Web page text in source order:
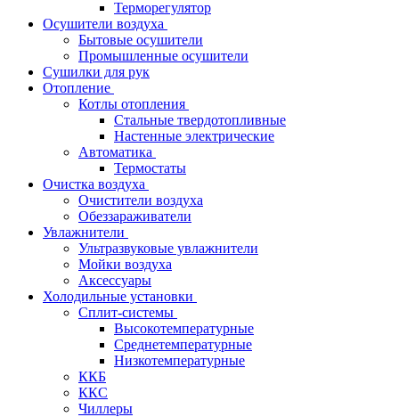
Терморегулятор
Осушители воздуха
Бытовые осушители
Промышленные осушители
Сушилки для рук
Отопление
Котлы отопления
Стальные твердотопливные
Настенные электрические
Автоматика
Термостаты
Очистка воздуха
Очистители воздуха
Обеззараживатели
Увлажнители
Ультразвуковые увлажнители
Мойки воздуха
Аксессуары
Холодильные установки
Сплит-системы
Высокотемпературные
Среднетемпературные
Низкотемпературные
ККБ
ККС
Чиллеры